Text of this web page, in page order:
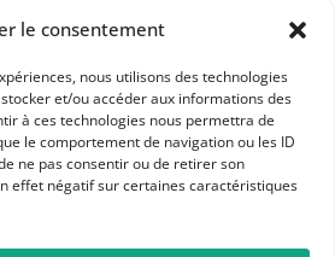
le consentement
nous utilisons des technologies
et/ou accéder aux informations des
à ces technologies nous permettra de
le comportement de navigation ou les ID
ne pas consentir ou de retirer son
effet négatif sur certaines caractéristiques
APHG
d'histoire et géographie